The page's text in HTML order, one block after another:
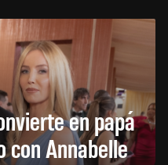
en papá
con Annabelle